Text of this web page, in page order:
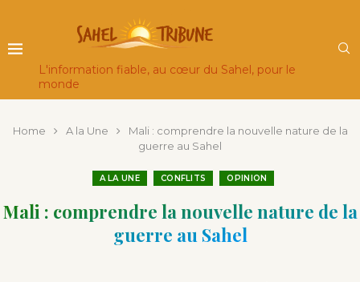
L'information fiable, au cœur du Sahel, pour le
monde
Home A la Une
Mali : comprendre la nouvelle nature de la
guerre au Sahel
A LA UNE CONFLITS OPINION
Mali : comprendre la nouvelle nature de la
guerre au Sahel